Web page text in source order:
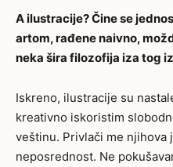
A ilustracije? Čine se
artom, rađene naivno,
neka šira filozofija iza tog
Iskreno, ilustracije su
kreativno iskoristim
veštinu. Privlači me njihova
neposrednost. Ne